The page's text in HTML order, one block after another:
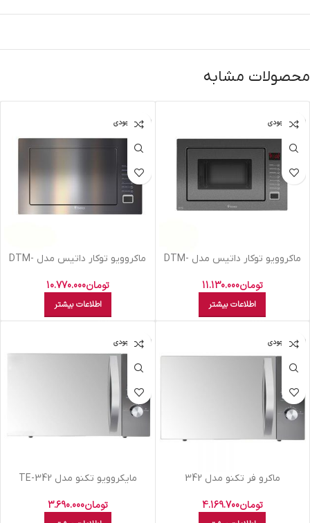
محصولات مشابه
اتمام موجودی
ماکروویو توکار داتیس مدل DTM-
تومان11.130.000
اطلاعات بیشتر
اتمام موجودی
ماکروویو توکار داتیس مدل DTM-
تومان10.770.000
اطلاعات بیشتر
اتمام موجودی
ماکرو فر تکنو مدل 342
تومان4.169.700
اتمام موجودی
مایکروویو تکنو مدل TE-342
تومان3.690.000